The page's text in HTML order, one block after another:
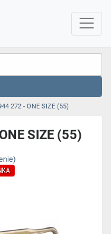
272 - ONE SIZE (55)
SIZE (55)